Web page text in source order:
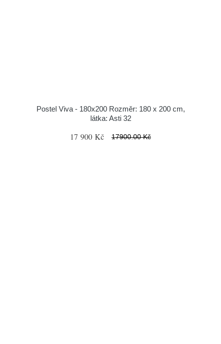
Postel Viva - 180x200 Rozměr: 180 x 200 cm,
látka: Asti 32
17 900 Kč 17900.00 Kč